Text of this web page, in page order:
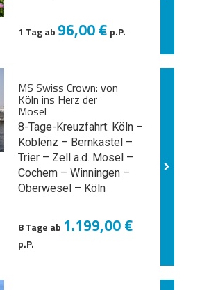
1 Tag ab 96,00 € p.P.
MS Swiss Crown: von
Köln ins Herz der
Mosel
8-Tage-Kreuzfahrt: Köln –
Koblenz – Bernkastel –
Trier – Zell a.d. Mosel –
Cochem – Winningen –
Oberwesel – Köln
8 Tage ab 1.199,00 €
p.P.